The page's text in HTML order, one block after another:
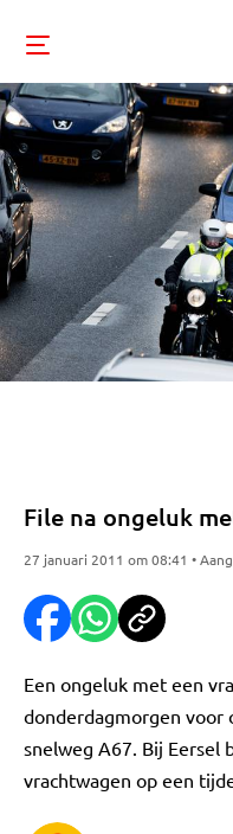
File na ongeluk
27 januari 2011 om 08:41 •
Een ongeluk met een
donderdagmorgen voor
snelweg A67. Bij Eersel
vrachtwagen op een